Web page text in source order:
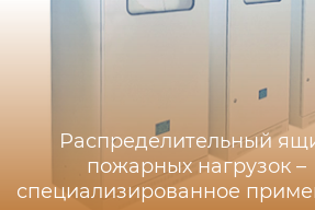
Распределительный
пожарных нагрузок –
специализированное